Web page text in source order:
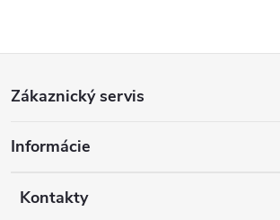
p
Zákaznický servis
Informácie
Kontakty